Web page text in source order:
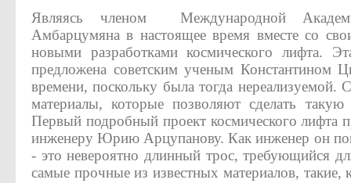
Являясь членом Международной
Амбарцумяна в настоящее время вместе со
новыми разработками космического лифта.
предложена советским ученым Константином
времени, поскольку была тогда нереализуемой.
материалы, которые позволяют сделать
Первый подробный проект космического лифта
инженеру Юрию Арцупанову. Как инженер он
- это невероятно длинный трос, требующийся
самые прочные из известных материалов, такие,